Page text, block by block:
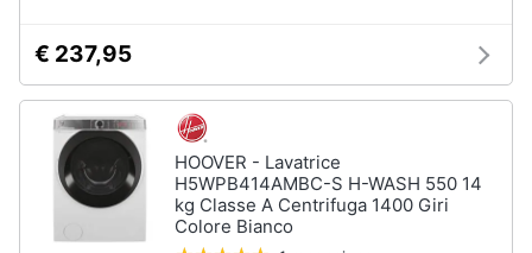
€ 237,95
HOOVER - Lavatrice
H5WPB414AMBC-S H-WASH 550 14
kg Classe A Centrifuga 1400 Giri
Colore Bianco